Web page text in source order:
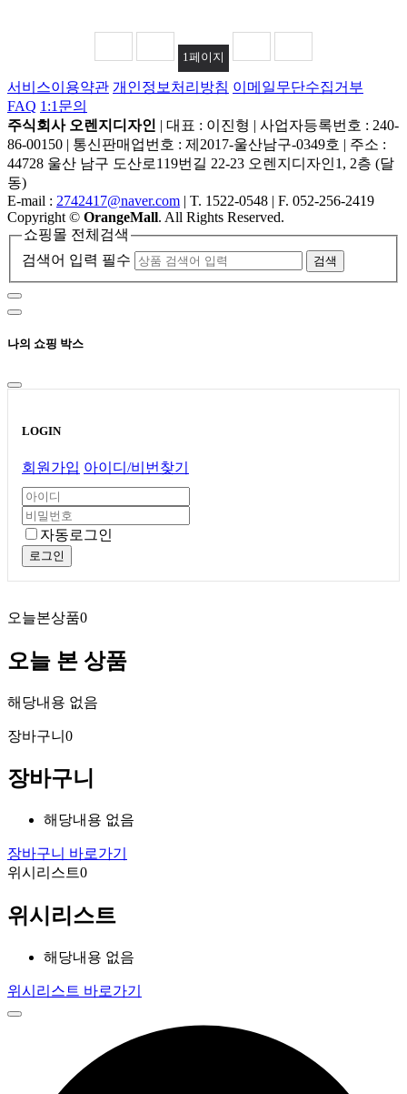
1페이지
서비스이용약관 개인정보처리방침 이메일무단수집거부
FAQ 1:1문의
주식회사 오렌지디자인 | 대표 : 이진형 | 사업자등록번호 : 240-
86-00150 | 통신판매업번호 : 제2017-울산남구-0349호 | 주소 :
44728 울산 남구 도산로119번길 22-23 오렌지디자인1, 2층 (달
동)
E-mail : 2742417@naver.com | T. 1522-0548 | F. 052-256-2419
Copyright© OrangeMall. All Rights Reserved.
쇼핑몰 전체검색
검색어 입력 필수
검색
나의 쇼핑 박스
LOGIN
회원가입 아이디/비번찾기
자동로그인
로그인
오늘본상품0
오늘 본 상품
해당내용 없음
장바구니 0
장바구니
해당내용 없음
장바구니 바로가기
위시리스트0
위시리스트
해당내용 없음
위시리스트 바로가기